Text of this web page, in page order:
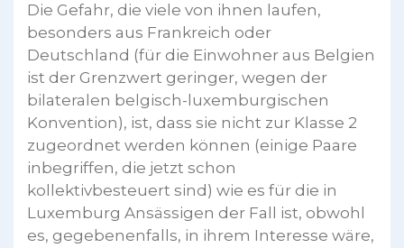
Die Gefahr, die viele von ihnen laufen,
besonders aus Frankreich oder
Deutschland (für die Einwohner aus Belgien
ist der Grenzwert geringer, wegen der
bilateralen belgisch-luxemburgischen
Konvention), ist, dass sie nicht zur Klasse 2
zugeordnet werden können (einige Paare
inbegriffen, die jetzt schon
kollektivbesteuert sind) wie es für die in
Luxemburg Ansässigen der Fall ist, obwohl
es, gegebenenfalls, in ihrem Interesse wäre,